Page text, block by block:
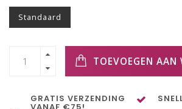
Standaard
TOEVOEGEN AAN
GRATIS VERZENDING